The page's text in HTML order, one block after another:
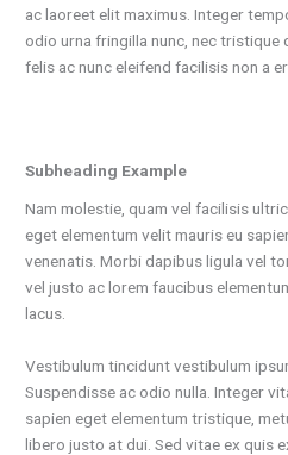
ac laoreet elit maximus. Integer
odio urna fringilla nunc, nec tristique
felis ac nunc eleifend facilisis non a
Subheading Example
Nam molestie, quam vel facilisis
eget elementum velit mauris eu
venenatis. Morbi dapibus ligula vel
vel justo ac lorem faucibus
lacus.
Vestibulum tincidunt vestibulum
Suspendisse ac odio nulla. Integer
sapien eget elementum tristique,
libero justo at dui. Sed vitae ex quis